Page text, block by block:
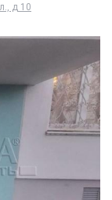
д 10